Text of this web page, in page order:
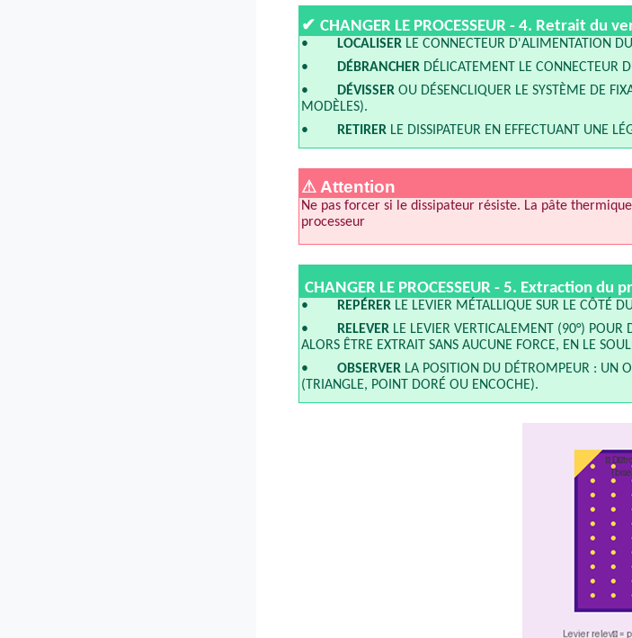
✔ CHANGER LE PROCESSEUR - 4. Retrait du
• LOCALISERLE CONNECTEUR D'ALIMENTATION
•
DÉBRANCHERDÉLICATEMENT LE CONNECTEUR
•
DÉVISSEROU DÉSENCLIQUER LE SYSTÈME DE
MODÈLES).
•
RETIRERLE DISSIPATEUR EN EFFECTUANT UNE
⚠ Attention
Ne pas forcer si le dissipateur résiste. La pâte
processeur
CHANGER LE PROCESSEUR - 5. Extraction du
• REPÉRERLE LEVIER MÉTALLIQUE SUR LE CÔTÉ
• RELEVERLE LEVIER VERTICALEMENT (90°) POUR
ALORS ÊTRE EXTRAIT SANS AUCUNE FORCE, EN LE
• OBSERVERLA POSITION DU DÉTROMPEUR : UN
(TRIANGLE, POINT DORÉ OU ENCOCHE).